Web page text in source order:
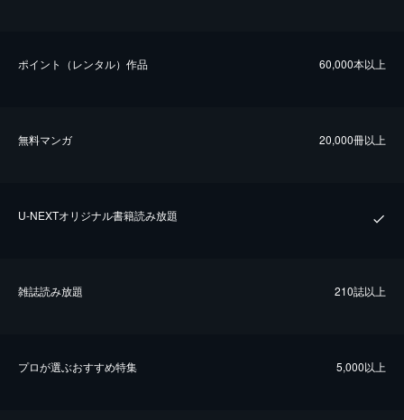
ポイント（レンタル）作品 60,000本以上
無料マンガ 20,000冊以上
U-NEXTオリジナル書籍読み放題
雑誌読み放題 210誌以上
プロが選ぶおすすめ特集 5,000以上